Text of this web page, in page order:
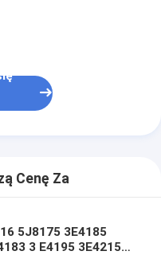
Cenę Za
5J8175 3E4185
3 E4195 3E4215